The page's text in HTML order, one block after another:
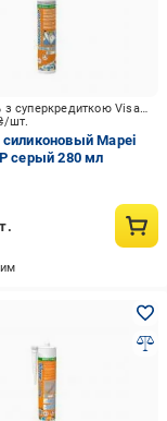
шт.
До -10% з суперкредиткою Visa Вигода
Mapei
серый 280 мл